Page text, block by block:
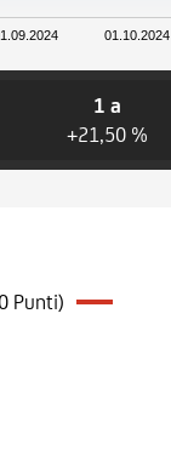
01.10.2024
1 a
+21,50 %
Punti)